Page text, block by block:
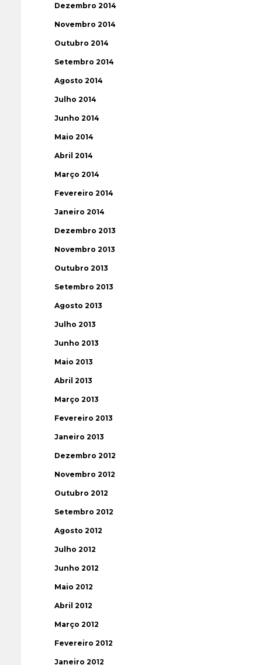
Dezembro 2014
Novembro 2014
Outubro 2014
Setembro 2014
Agosto 2014
Julho 2014
Junho 2014
Maio 2014
Abril 2014
Março 2014
Fevereiro 2014
Janeiro 2014
Dezembro 2013
Novembro 2013
Outubro 2013
Setembro 2013
Agosto 2013
Julho 2013
Junho 2013
Maio 2013
Abril 2013
Março 2013
Fevereiro 2013
Janeiro 2013
Dezembro 2012
Novembro 2012
Outubro 2012
Setembro 2012
Agosto 2012
Julho 2012
Junho 2012
Maio 2012
Abril 2012
Março 2012
Fevereiro 2012
Janeiro 2012